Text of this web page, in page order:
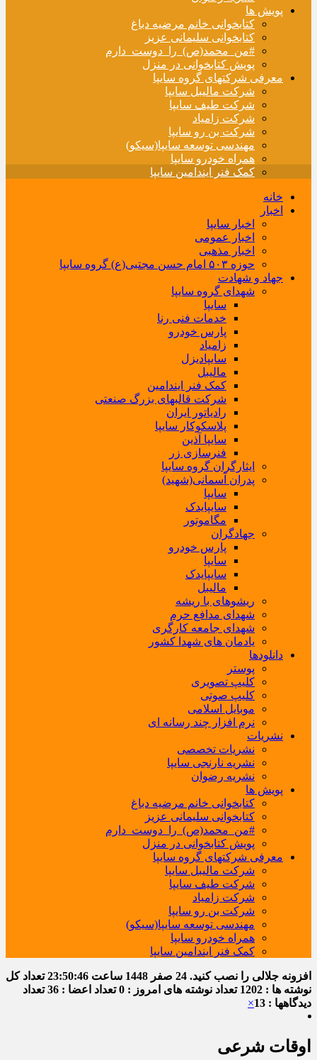
پویش ها
کتابخوانی خانم مرضیه دباغ
کتابخوانی سلیمانی عزیز
#من_محمد(ص)_را_دوست_دارم
پویش کتابخوانی در منزل
معرفی شرکتهای گروه سایپا
شرکت مالیبل سایپا
شرکت طیف سایپا
شرکت زامیاد
شرکت بن رو سایپا
مهندسی توسعه سایپا(سیکو)
همراه خودرو سایپا
کمک فنر ایندامین سایپا
خانه
اخبار
اخبار سایپا
اخبار عمومی
اخبار مذهبی
حوزه ۵۰۳ امام حسن مجتبی(ع) گروه سایپا
جهاد و شهادت
شهدای گروه سایپا
سایپا
خدمات فنی رنا
پارس خودرو
زامیاد
سایپادیزل
مالیبل
کمک فنر ایندامین
شرکت قالبهای بزرگ صنعتی
رادیاتور ایران
پلاسکوکار سایپا
سایپا آذین
فنرسازی زر
ایثارگران گروه سایپا
پدران آسمانی(شهید)
سایپا
سایپایدک
مگاموتور
جهادگران
پارس خودرو
سایپا
سایپایدک
مالیبل
ریشوهای با ریشه
شهدای مدافع حرم
شهدای جامعه کارگری
یادمان های شهدا کشور
دانلودها
پوستر
کلیپ تصویری
کلیپ صوتی
موبایل اسلامی
نرم افزار چند رسانه ای
نشریات
نشریات تخصصی
نشریه نارنجی سایپا
نشریه رضوان
پویش ها
کتابخوانی خانم مرضیه دباغ
کتابخوانی سلیمانی عزیز
#من_محمد(ص)_را_دوست_دارم
پویش کتابخوانی در منزل
معرفی شرکتهای گروه سایپا
شرکت مالیبل سایپا
شرکت طیف سایپا
شرکت زامیاد
شرکت بن رو سایپا
مهندسی توسعه سایپا(سیکو)
همراه خودرو سایپا
کمک فنر ایندامین سایپا
افزونه جلالی را نصب کنید. 24 صفر 1448 ساعت 23:50:46تعداد کل
نوشته ها : 1202
تعداد نوشته های امروز : 0 تعداد اعضا : 36
تعداد
دیدگاهها : 13
×
اوقات شرعی